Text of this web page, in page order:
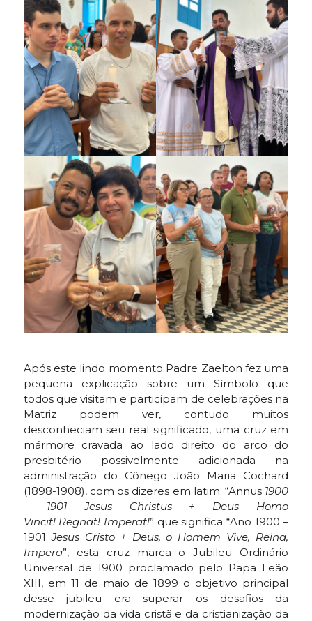
Após este lindo momento Padre Zaelton fez uma
pequena explicação sobre um Símbolo que
todos que visitam e participam de celebrações na
Matriz podem ver, contudo muitos
desconheciam seu real significado, uma cruz em
mármore cravada ao lado direito do arco do
presbitério possivelmente adicionada na
administração do Cônego João Maria Cochard
(1898-1908), com os dizeres em latim: “Annus 1900
– 1901 Jesus Christus + Deus Homo
Vincit! Regnat! Imperat!” que significa “Ano 1900 –
1901Jesus Cristo + Deus, o Homem Vive, Reina,
Impera”, esta cruz marca o Jubileu Ordinário
Universal de 1900 proclamado pelo Papa Leão
XIII, em 11 de maio de 1899 o objetivo principal
desse jubileu era superar os desafios da
modernização da vida cristã e da cristianização da